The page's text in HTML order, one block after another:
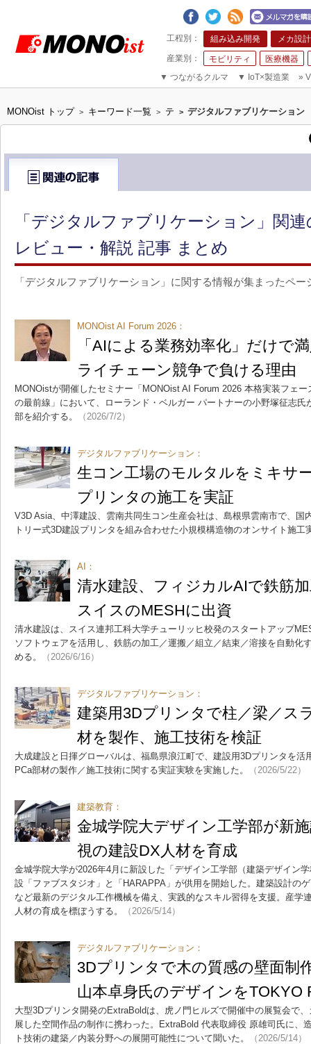
組み込み開発 メカ設計
モビリティ
医療機器
▼ つながるクルマ ▼ IoT×製造業 »
MONOist トップ > キーワード一覧 > テ > デジタルファブリケーション
「デジタルファブリケーション」関
レビュー・解説 記事 まとめ
「デジタルファブリケーション」に関する情報が集まったペー
MONOist AI Forum 2026：
「AIによる業務効率化」だけで
ライチェーン競争で負ける理由
MONOistが開催したセミナー「MONOist AI Forum 2026 本格実装フェ
の最前線」において、ローランド・ベルガー パートナーの小野塚征志
部を紹介する。
（2026/7/2）
デジタルファブリケーション：
生コン工場のモルタルをミキサ
プリンタの施工を実証
V3D Asia、中澤建設、雲南共同生コン生産会社は、島根県雲南市で、国
トリー式3D建設プリンタを組み合わせた小規模構造物のオンサイト施工
AI：
清水建設、フィジカルAIで鉄筋
スイスのMESHに出資
清水建設は、スイス連邦工科大学チューリッヒ校発のスタートアップ
ソフトウェアを活用し、鉄筋の加工／運搬／組立／結束／溶接を自動化
める。
（2026/6/16）
デジタルファブリケーション：
建築用3Dプリンタで柱／梁／ス
材を製作、施工技術を検証
大成建設と日揮グローバルは、福島県浪江町で、建設用3Dプリンタを活
PCa部材の製作／施工技術に関する実証実験を実施した。
（2026/5/22）
建築教育：
金城学院大デザイン工学部が新
視の建設DX人材を育成
金城学院大学が2026年4月に新設した「デザイン工学部（建築デザイン
設「ファブスタジオ」と「HARAPPA」が供用を開始した。建築設計の
など最新のデジタル工作機械を備え、実践的なスキル習得を支援。産学
人材の育成を標ぼうする。
（2026/5/14）
デジタルファブリケーション：
3Dプリンタで木の質感の壁面
山本卓身氏のデザインをTOKYO
大型3Dプリンタ開発のExtraBoldは、虎ノ門ヒルズで開催中の展覧会で
展した空間作品の制作に携わった。ExtraBold 代表取締役 原雄司氏に、
ト技術の建築／内装分野への展開可能性について聞いた。
（2026/5/14）